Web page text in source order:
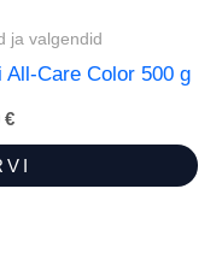
ja valgendid
All-Care Color 500 g
€.
€Praegune
hind
on:
2,50 €.